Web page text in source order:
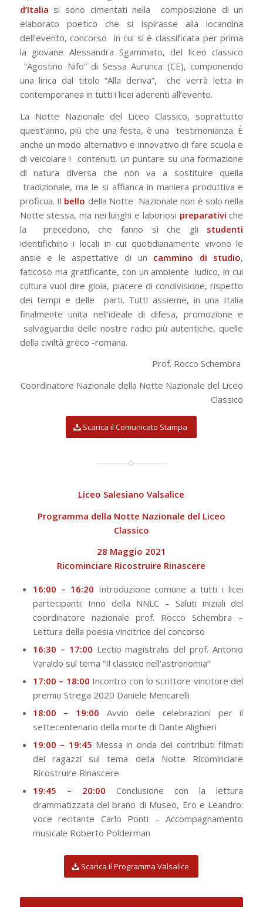
d’Italia si sono cimentati nella
composizione di un
elaborato poetico che si ispirasse alla locandina
dell’evento, concorso
in cui si è classificata per prima
la giovane Alessandra Sgammato, del liceo classico
“Agostino Nifo” di Sessa Aurunca (CE), componendo
una lirica dal titolo “Alla deriva”,
che verrà letta in
contemporanea in tutti i licei aderenti all’evento.
La Notte Nazionale del Liceo Classico, soprattutto
quest’anno, più che una festa, è una
testimonianza. È
anche un modo alternativo e innovativo di fare scuola e
di veicolare i contenuti, un puntare su una formazione
di natura diversa che non va a sostituire quella
tradizionale, ma le si affianca in maniera produttiva e
proficua. Il bello della Notte Nazionale non è solo nella
Notte stessa, ma nei lunghi e laboriosi preparativi che
la
precedono, che fanno sì che gli studenti
identifichino i locali in cui quotidianamente vivonole
ansie e le aspettative di un cammino di studio,
faticoso ma gratificante, con un ambiente ludico, in cui
cultura vuol dire gioia, piacere di condivisione, rispetto
dei tempi e delle
parti. Tutti assieme, in una Italia
finalmente unita nell’ideale di difesa, promozione e
salvaguardia delle nostre radici più autentiche, quelle
della civiltà greco -romana.
Prof. Rocco Schembra
Coordinatore Nazionale della Notte Nazionale del Liceo
Classico
Scarica il Comunicato Stampa
Liceo Salesiano Valsalice
Programma della Notte Nazionale del Liceo
Classico
28 Maggio 2021
Ricominciare Ricostruire Rinascere
16:00 – 16:20 Introduzione comune a tutti i licei
partecipanti: Inno della NNLC – Saluti iniziali del
coordinatore nazionale prof. Rocco Schembra –
Lettura della poesia vincitrice del concorso
16:30 – 17:00 Lectio magistralis del prof. Antonio
Varaldo sul tema “Il classico nell’astronomia”
17:00 – 18:00 Incontro con lo scrittore vincitore del
premio Strega 2020 Daniele Mencarelli
18:00 – 19:00 Avvio delle celebrazioni per il
settecentenario della morte di Dante Alighieri
19:00 – 19:45 Messa in onda dei contributi filmati
dei ragazzi sul tema della Notte Ricominciare
Ricostruire Rinascere
19:45 – 20:00 Conclusione con la lettura
drammatizzata del brano di Museo, Ero e Leandro:
voce recitante Carlo Ponti – Accompagnamento
musicale Roberto Polderman
Scarica il Programma Valsalice